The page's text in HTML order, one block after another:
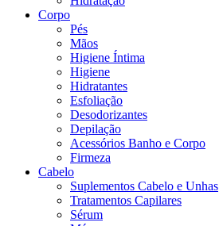
Corpo
Pés
Mãos
Higiene Íntima
Higiene
Hidratantes
Esfoliação
Desodorizantes
Depilação
Acessórios Banho e Corpo
Firmeza
Cabelo
Suplementos Cabelo e Unhas
Tratamentos Capilares
Sérum